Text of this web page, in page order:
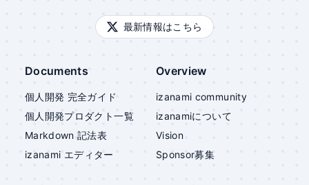
最新情報はこちら
Documents
個人開発 完全ガイド
個人開発プロダクト一覧
Markdown 記法表
izanami エディター
Overview
izanami community
izanamiについて
Vision
Sponsor募集